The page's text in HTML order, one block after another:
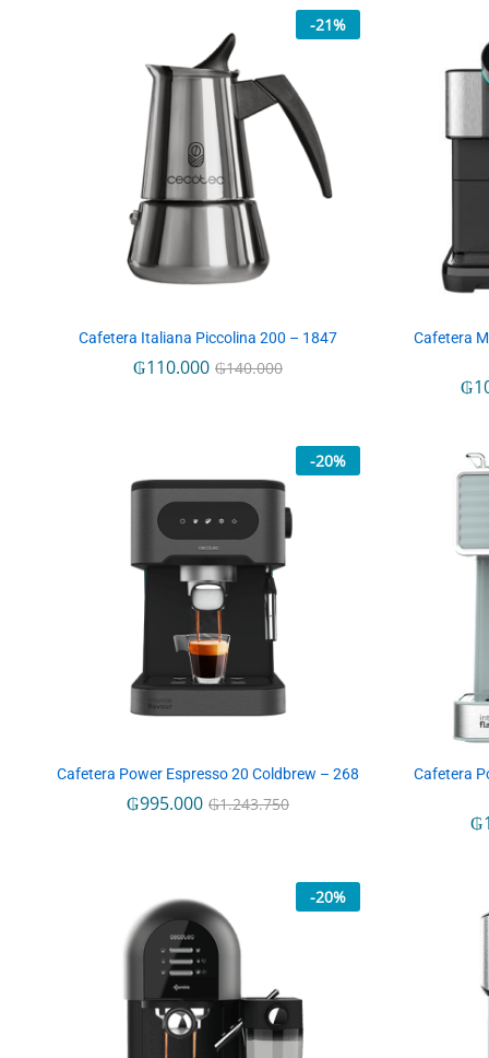
-21%
Cafetera Italiana Piccolina 200 – 1847
₲110.000 ₲140.000
₲110.000 ₲140.000
Cafetera
₲
₲
-20%
Cafetera Power Espresso 20 Coldbrew – 268
₲995.000 ₲1.243.750
₲995.000 ₲1.243.750
Cafetera
₲
₲
-20%